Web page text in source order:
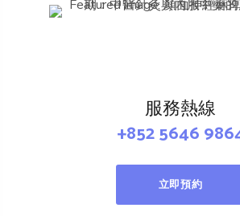
服務熱線
+852 5646
立即預約